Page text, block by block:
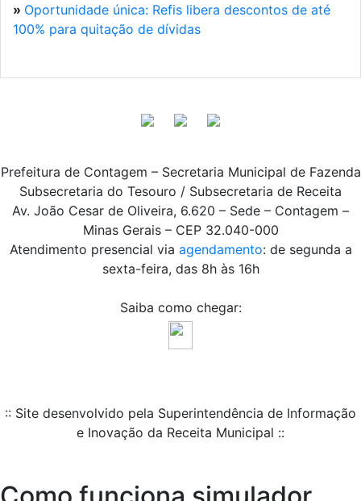
» Oportunidade única: Refis libera descontos de até
100% para quitação de dívidas
Prefeitura de Contagem – Secretaria Municipal de Fazenda
Subsecretaria do Tesouro / Subsecretaria de Receita
Av. João Cesar de Oliveira, 6.620 – Sede – Contagem –
Minas Gerais – CEP 32.040-000
Atendimento presencial via agendamento: de segunda a
sexta-feira, das 8h às 16h
Saiba como chegar:
:: Site desenvolvido pela Superintendência de Informação
e Inovação da Receita Municipal ::